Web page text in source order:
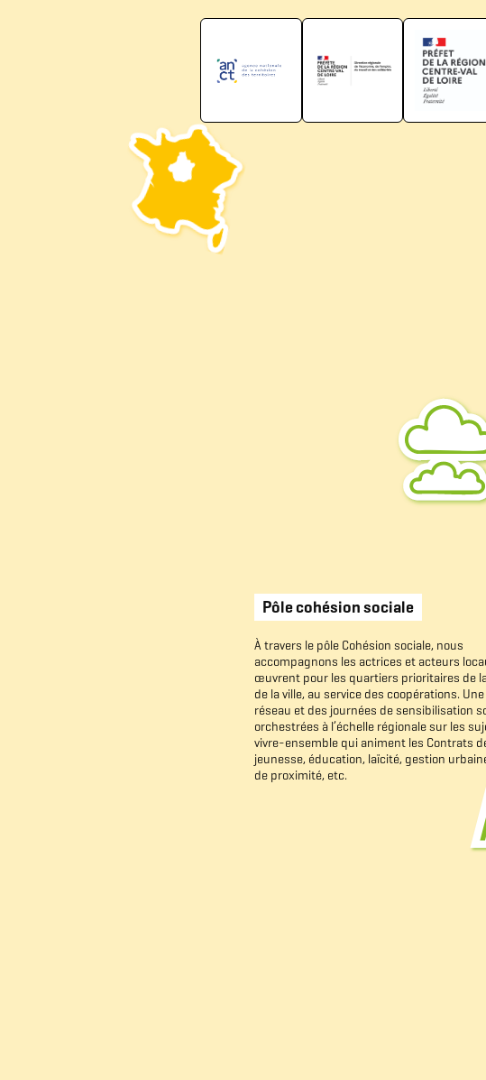
Pôlecohésionsociale
Àtravers le pôle Cohésion sociale, nous
accompagnons les actrices et acteurs
œuvrent pour les quartiers prioritaires de
de laville, au service des coopérations. Une
réseau et des journées desensibilisation
orchestrées à l’échelle régionalesur les
vivre-ensemble qui animent les Contrats
jeunesse, éducation, laïcité, gestion
de proximité, etc.